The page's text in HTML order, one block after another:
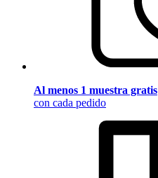
Al menos 1 muestra gratis
con cada pedido